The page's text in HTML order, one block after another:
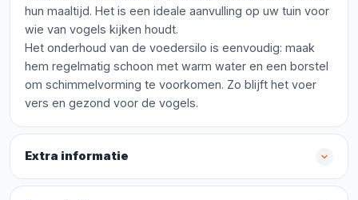
hun maaltijd. Het is een ideale aanvulling op uw tuin voor
wie van vogels kijken houdt.
Het onderhoud van de voedersilo is eenvoudig: maak
hem regelmatig schoon met warm water en een borstel
om schimmelvorming te voorkomen. Zo blijft het voer
vers en gezond voor de vogels.
Extra informatie